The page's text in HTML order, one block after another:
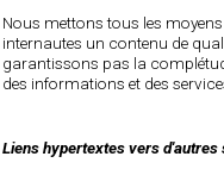
Nous mettons tous les
internautes un contenu de
garantissons pas la
des informations et des
Liens hypertextes vers d'autres